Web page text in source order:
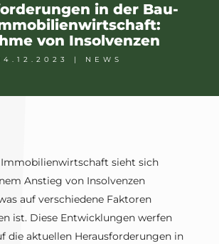
in der Bau-
von Insolvenzen
| NEWS
sieht sich
Anstieg von Insolvenzen
auf verschiedene Faktoren
ist. Diese Entwicklungen werfen
die aktuellen Herausforderungen in